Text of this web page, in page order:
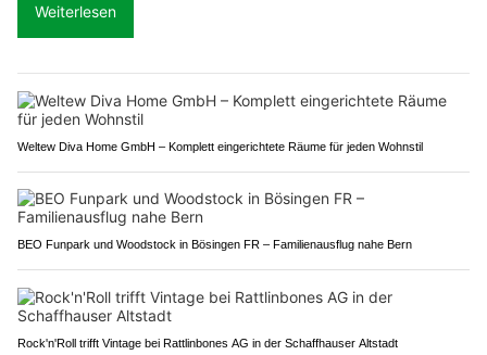
Weiterlesen
Weltew Diva Home GmbH – Komplett eingerichtete Räume für jeden Wohnstil
BEO Funpark und Woodstock in Bösingen FR – Familienausflug nahe Bern
Rock'n'Roll trifft Vintage bei Rattlinbones AG in der Schaffhauser Altstadt